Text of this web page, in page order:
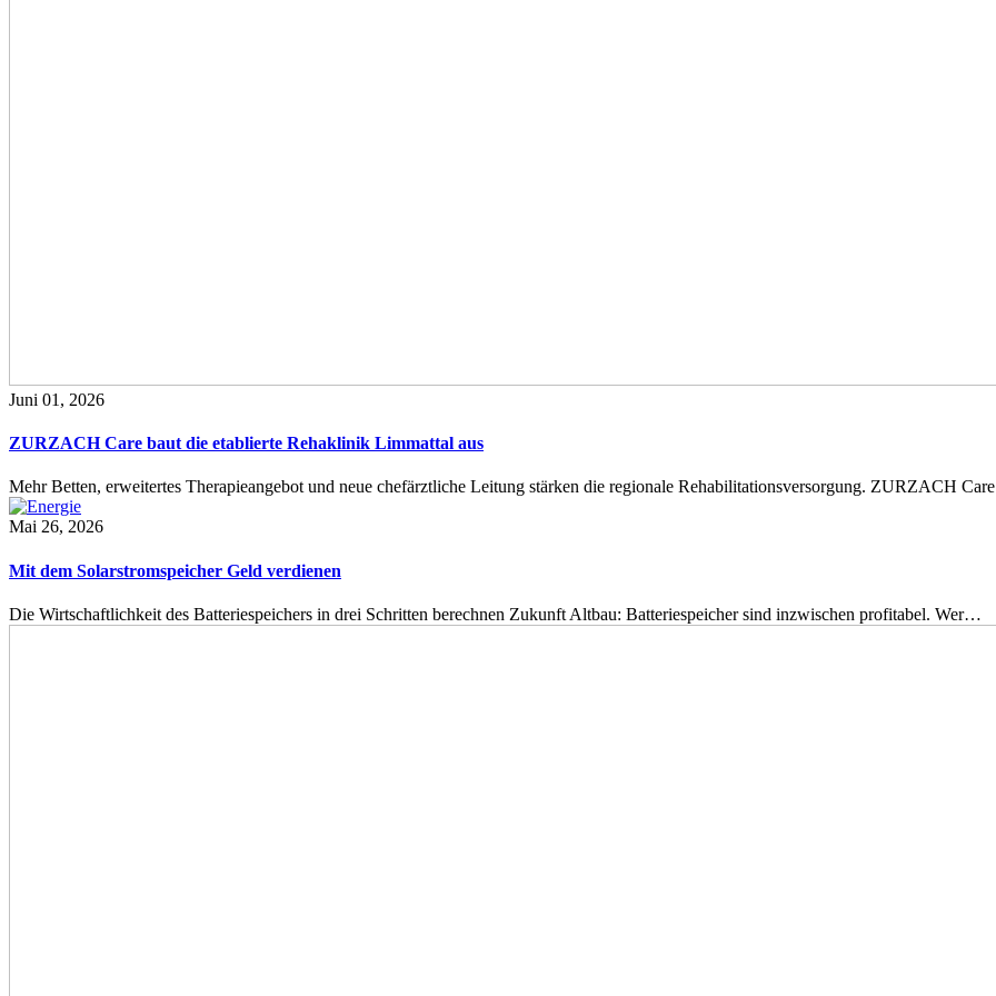
Juni 01, 2026
ZURZACH Care baut die etablierte Rehaklinik Limmattal aus
Mehr Betten, erweitertes Therapieangebot und neue chefärztliche Leitung stärken die regionale Rehabilitationsversorgung. ZURZACH
Mai 26, 2026
Mit dem Solarstromspeicher Geld verdienen
Die Wirtschaftlichkeit des Batteriespeichers in drei Schritten berechnen Zukunft Altbau: Batteriespeicher sind inzwischen profitabel. Wer…